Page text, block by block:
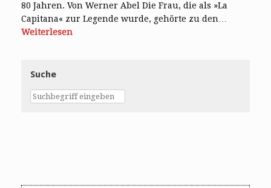
80 Jahren. Von Werner Abel Die Frau, die als »La
Capitana« zur Legende wurde, gehörte zu den…
Weiterlesen
Suche